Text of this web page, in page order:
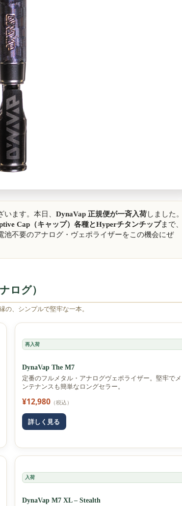
います。本日、DynaVap 正規便が一斉入荷しました
Cap（キャップ）各種とHyperチタンチップまで
池不要のアナログ・ヴェポライザーをこの機会にぜ
ログ）
の、シンプルで堅牢な一本。
再入荷
DynaVap The M7
定番のフルメタル・アナログヴェポライザー。堅牢でメ
ンテナンスも簡単なロングセラー。
¥12,980（税込）
詳しく見る
入荷
DynaVap M7 XL – Stealth